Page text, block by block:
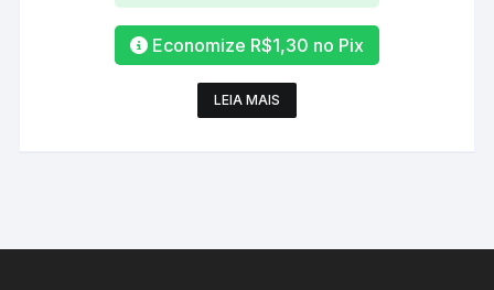
Economize R$1,30 no Pix
LEIA MAIS